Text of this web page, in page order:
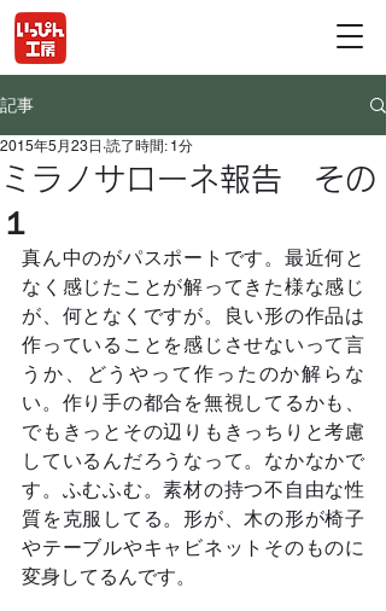
記事
ミラノサローネ報告 その
１
2015年5月23日 読了時間: 1分
真ん中のがパスポートです。最近何と
なく感じたことが解ってきた様な感じ
が、何となくですが。良い形の作品は
作っていることを感じさせないって言
うか、どうやって作ったのか解らな
い。作り手の都合を無視してるかも、
でもきっとその辺りもきっちりと考慮
しているんだろうなって。なかなかで
す。ふむふむ。素材の持つ不自由な性
質を克服してる。形が、木の形が椅子
やテーブルやキャビネットそのものに